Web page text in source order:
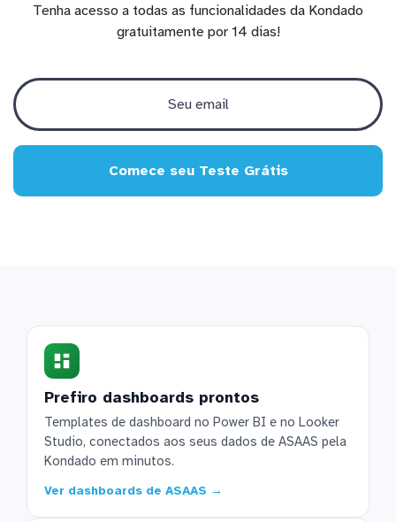
Tenha acesso a todas as funcionalidades da Kondado
gratuitamente por 14 dias!
Comece seu Teste Grátis
Prefiro dashboards prontos
Templates de dashboard no Power BI e no Looker
Studio, conectados aos seus dados de ASAAS pela
Kondado em minutos.
Ver dashboards de ASAAS →